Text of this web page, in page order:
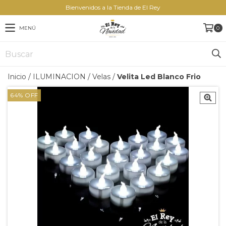
Bienvenidos a la Tienda de El Rey
MENÚ 0
Inicio / ILUMINACION / Velas / Velita Led Blanco Frio
64% OFF